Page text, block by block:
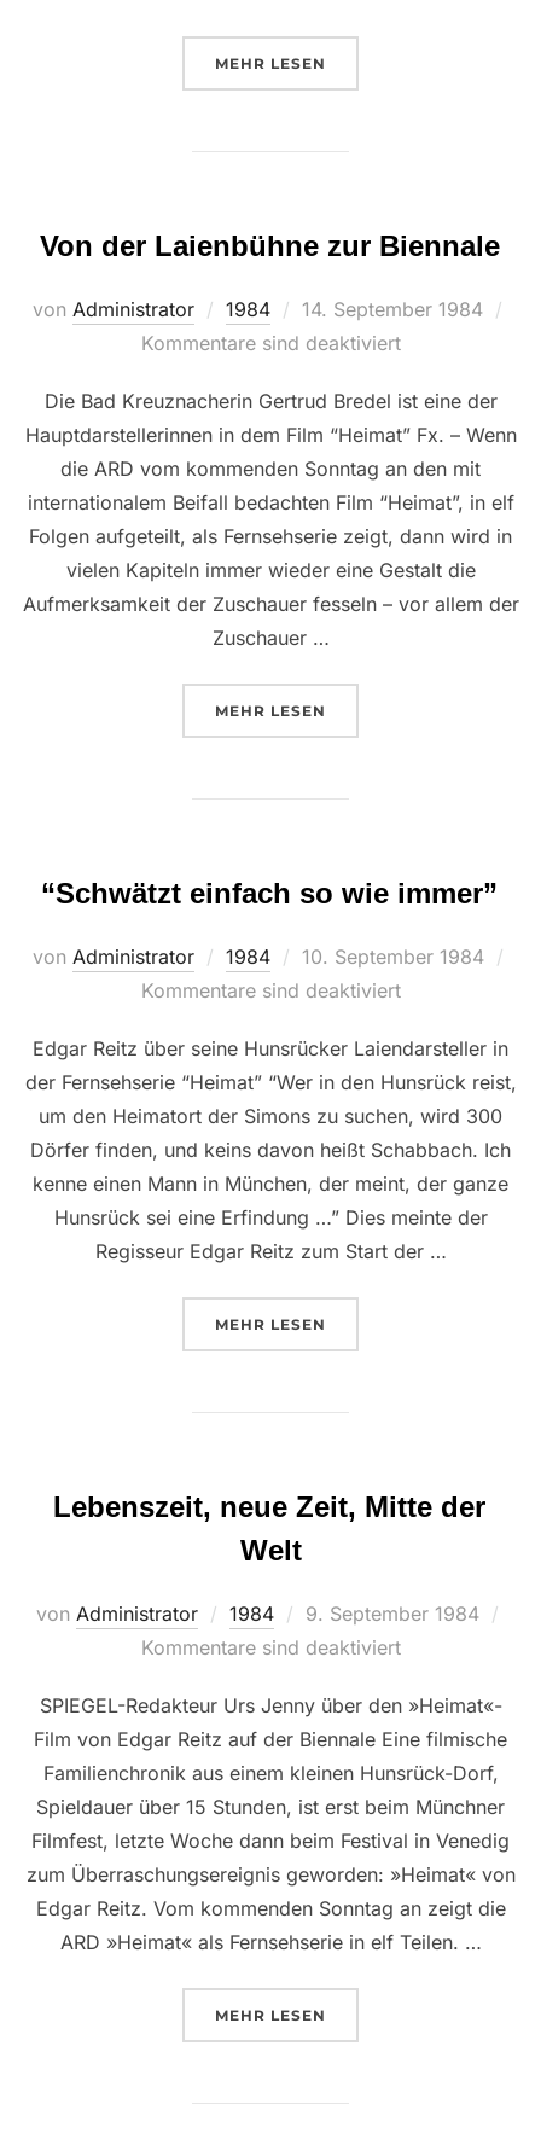
MEHR ÜBER “WIE DAMALS IN
LESEN
Von der Laienbühne zur Biennale
von Administrator 1984
Veröffentlicht
am
14. September 1984
Kommentare sind deaktiviert
Die Bad Kreuznacherin Gertrud Bredel ist eine der
Hauptdarstellerinnen in dem Film “Heimat” Fx. – Wenn
die ARD vom kommenden Sonntag an den mit
internationalem Beifall bedachten Film “Heimat”, in elf
Folgen aufgeteilt, als Fernsehserie zeigt, dann wird in
vielen Kapiteln immer wieder eine Gestalt die
Aufmerksamkeit der Zuschauer fesseln – vor allem der
Zuschauer …
MEHR ÜBER “VON DER LAIENBÜHNE
LESEN
“Schwätzt einfach so wie immer”
von Administrator 1984
Veröffentlicht
am
10. September 1984
Kommentare sind deaktiviert
Edgar Reitz über seine Hunsrücker Laiendarsteller in
der Fernsehserie “Heimat” “Wer in den Hunsrück reist,
um den Heimatort der Simons zu suchen, wird 300
Dörfer finden, und keins davon heißt Schabbach. Ich
kenne einen Mann in München, der meint, der ganze
Hunsrück sei eine Erfindung …” Dies meinte der
Regisseur Edgar Reitz zum Start der …
MEHR ÜBER ““SCHWÄTZT EINFACH
LESEN
Lebenszeit, neue Zeit, Mitte der
Welt
von Administrator 1984
Veröffentlicht
am
9. September 1984
Kommentare sind deaktiviert
SPIEGEL-Redakteur Urs Jenny über den »Heimat«-
Film von Edgar Reitz auf der Biennale Eine filmische
Familienchronik aus einem kleinen Hunsrück-Dorf,
Spieldauer über 15 Stunden, ist erst beim Münchner
Filmfest, letzte Woche dann beim Festival in Venedig
zum Überraschungsereignis geworden: »Heimat« von
Edgar Reitz. Vom kommenden Sonntag an zeigt die
ARD »Heimat« als Fernsehserie in elf Teilen. …
MEHR ÜBER “LEBENSZEIT, NEUE
LESEN